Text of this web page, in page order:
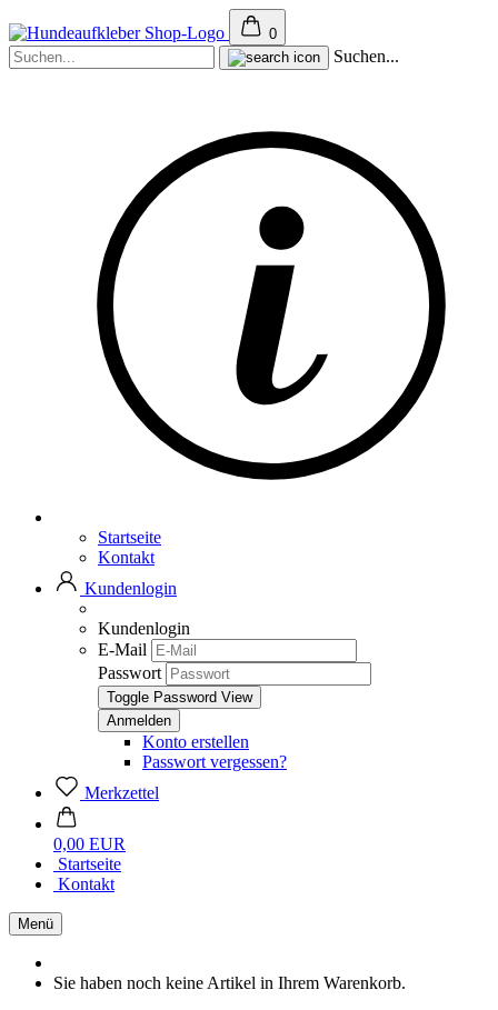
0
Suchen...
Startseite
Kontakt
Kundenlogin
Kundenlogin
E-Mail
Passwort
Toggle Password View
Konto erstellen
Passwort vergessen?
Merkzettel
0,00 EUR
Startseite
Kontakt
Menü
Sie haben noch keine Artikel in Ihrem Warenkorb.